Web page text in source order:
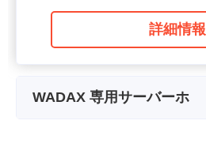
詳細情報
WADAX 専用サーバーホ